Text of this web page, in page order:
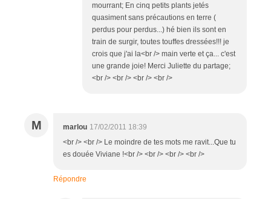
mourrant; En cinq petits plants jetés
quasiment sans précautions en terre (
perdus pour perdus...) hé bien ils sont en
train de surgir, toutes touffes dressées!!! je
crois que j'ai la<br /> main verte et ça... c'est
une grande joie! Merci Juliette du partage;
<br /> <br /> <br /> <br />
M marlou 17/02/2011 18:39
<br /> <br /> Le moindre de tes mots me ravit...Que tu
es douée Viviane !<br /> <br /> <br /> <br />
Répondre